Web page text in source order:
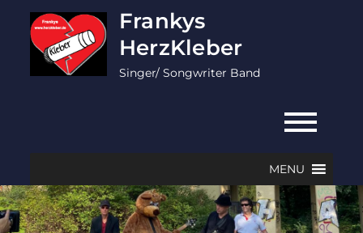
content
Frankys
HerzKleber
Singer/ Songwriter Band
MENU